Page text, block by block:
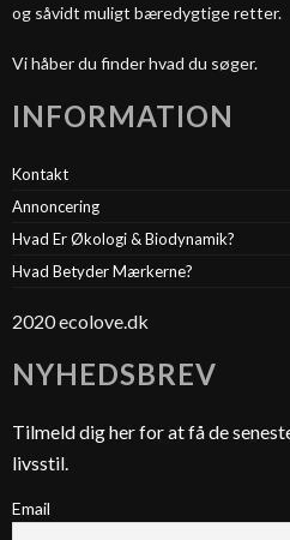
og såvidt muligt bæredygtige retter.
Vi håber du finder hvad du søger.
INFORMATION
Kontakt
Annoncering
Hvad Er Økologi & Biodynamik?
Hvad Betyder Mærkerne?
2020 ecolove.dk
NYHEDSBREV
Tilmeld dig her for at få de
livsstil.
Email